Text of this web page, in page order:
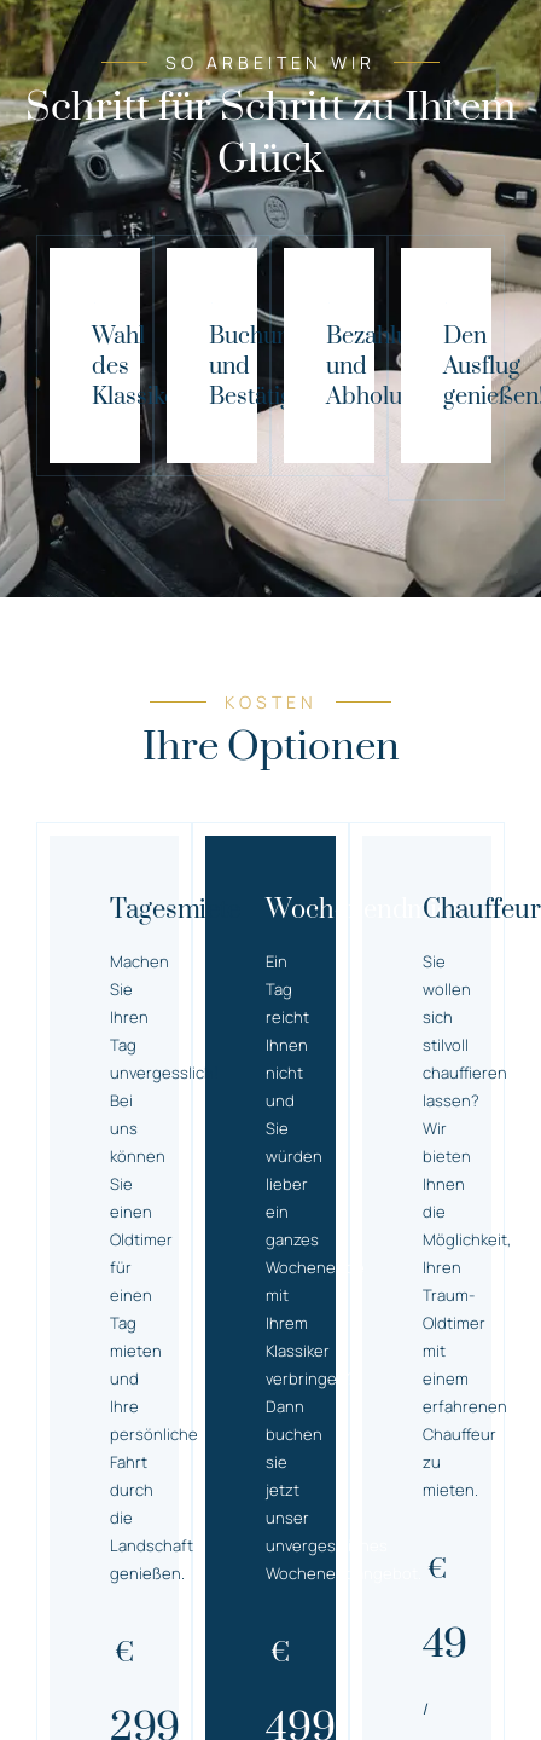
SO ARBEITEN WIR
Schritt für Schritt zu Ihrem
Glück
Wahl
des
Klassikers!
Buchung
und
Bestätigung
Bezahlung
und
Abholung
Den
Ausflug
KOSTEN
Ihre Optionen
Tagesmiete
Machen
Sie
Ihren
Tag
unvergesslich!
Bei
uns
können
Sie
einen
Oldtimer
für
einen
Tag
mieten
und
Ihre
persönliche
Fahrt
durch
die
Landschaft
genießen.
€
299
Wochenendmiete
Ein
Tag
reicht
Ihnen
nicht
und
Sie
würden
lieber
ein
ganzes
Wochenende
mit
Ihrem
Klassiker
verbringen?
Dann
buchen
sie
jetzt
unser
unvergessliches
Wochenendangebot.
€
499
Sie
wollen
sich
stilvoll
chauffieren
lassen?
Wir
bieten
Ihnen
die
Möglichkeit,
Ihren
Traum-
Oldtimer
mit
einem
erfahrenen
Chauffeur
zu
mieten.
€
49
/